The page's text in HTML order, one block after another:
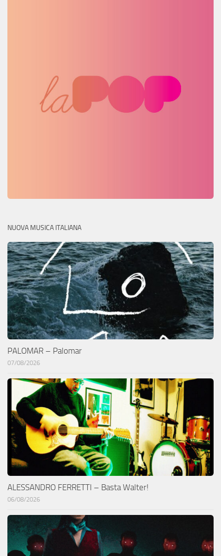
NUOVA MUSICA ITALIANA
PALOMAR – Palomar
07/08/2026
ALESSANDRO FERRETTI – Basta Walter!
06/08/2026